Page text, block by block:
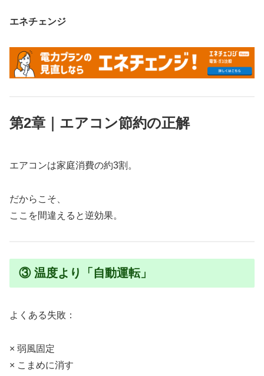
エネチェンジ
第2章｜エアコン節約の正解
エアコンは家庭消費の約3割。
だからこそ、
ここを間違えると逆効果。
③ 温度より「自動運転」
よくある失敗：
× 弱風固定
× こまめに消す